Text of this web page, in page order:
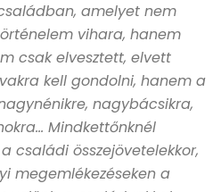
amelyet nem
vihara, hanem
csak elvesztett, elvett
kell gondolni, hanem a
nagybácsikra,
Mindkettőnknél
családi összejövetelekkor,
megemlékezéseken a